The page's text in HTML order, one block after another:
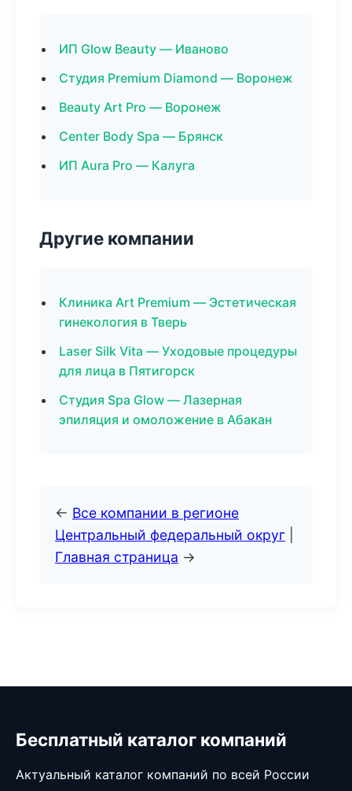
ИП Glow Beauty — Иваново
Студия Premium Diamond — Воронеж
Beauty Art Pro — Воронеж
Center Body Spa — Брянск
ИП Aura Pro — Калуга
Другие компании
Клиника Art Premium — Эстетическая
гинекология в Тверь
Laser Silk Vita — Уходовые процедуры
для лица в Пятигорск
Студия Spa Glow — Лазерная
эпиляция и омоложение в Абакан
← Все компании в регионе
Центральный федеральный округ
Главная страница →
Бесплатный каталог компаний
Актуальный каталог компаний по всей России